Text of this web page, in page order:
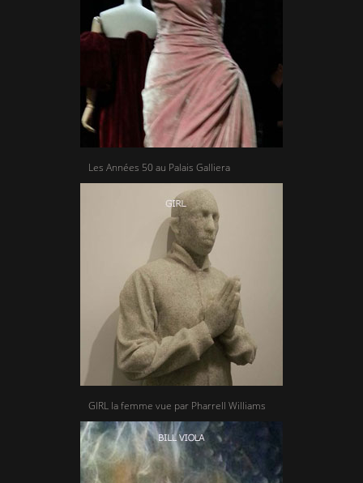
Les Années 50 au Palais Galliera
GIRL la femme vue par Pharrell Williams